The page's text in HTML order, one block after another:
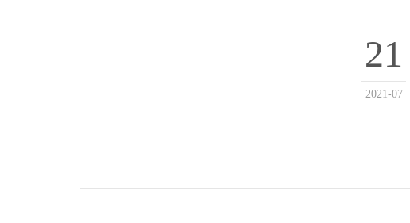
21
2021-07